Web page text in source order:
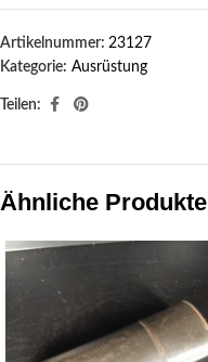
Artikelnummer: 23127
Kategorie: Ausrüstung
Teilen:
Ähnliche Produkte